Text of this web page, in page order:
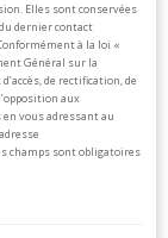
Elles sont conservées
dernier contact
à la loi «
Général sur la
de rectification, de
aux
vous adressant au
champs sont obligatoires